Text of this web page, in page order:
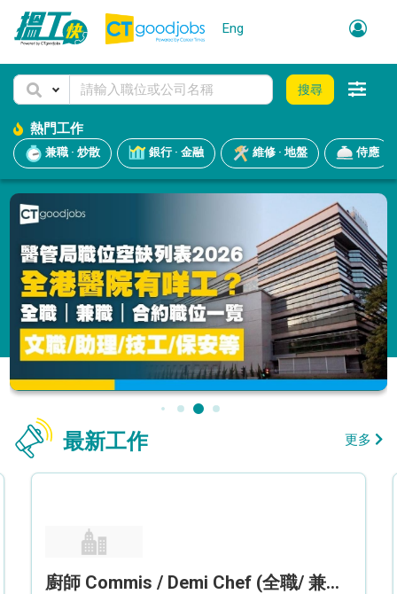
Eng
搜尋
熱門工作
兼職 · 炒散 銀行 · 金融 維修 · 地盤 侍應
最新工作 更多
廚師 Commis / Demi Chef (全職/ 兼職) (工作地點:中環)